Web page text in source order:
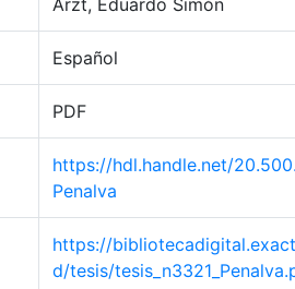
Arzt, Eduardo Simón
Español
PDF
https://hdl.handle.net/
Penalva
https://
d/tesis/